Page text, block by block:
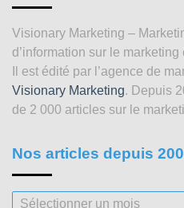
Visionary Marketing –
d’information sur le
Il est édité par l’agence de
Visionary Marketing. Depuis
de 2 000 articles sur le
Nos articles depuis
Nos